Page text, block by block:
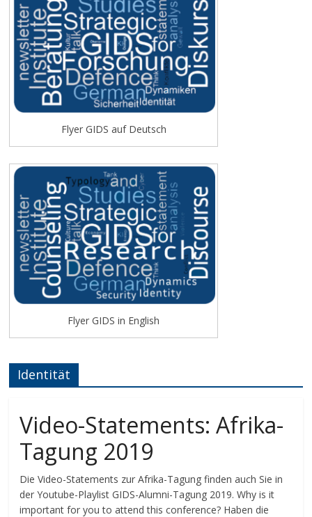
Hamburg
Flyer GIDS auf Deutsch
Flyer GIDS in English
Identität
Video-Statements: Afrika-
Tagung 2019
Die Video-Statements zur Afrika-Tagung finden auch Sie in
der Youtube-Playlist GIDS-Alumni-Tagung 2019. Why is it
important for you to attend this conference? Haben die